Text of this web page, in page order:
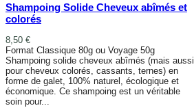
Shampoing Solide Cheveux abîmés et
colorés
8,50 €
Format Classique 80g ou Voyage 50g
Shampoing solide cheveux abîmés (mais aussi
pour cheveux colorés, cassants, ternes) en
forme de galet, 100% naturel, écologique et
économique. Ce shampoing est un véritable
soin pour...